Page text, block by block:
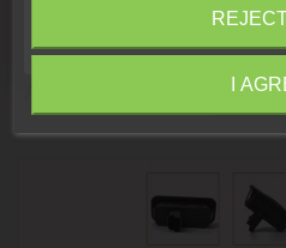
Customers Who
I